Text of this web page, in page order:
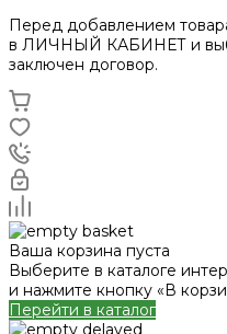
Перед добавлением
в ЛИЧНЫЙ КАБИНЕТ и
заключен договор.
Ваша корзина пуста
Выберите в каталоге
и нажмите кнопку «В
Перейти в каталог